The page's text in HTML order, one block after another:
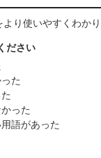
り使いやすくわか
ださい
た
った
語があった